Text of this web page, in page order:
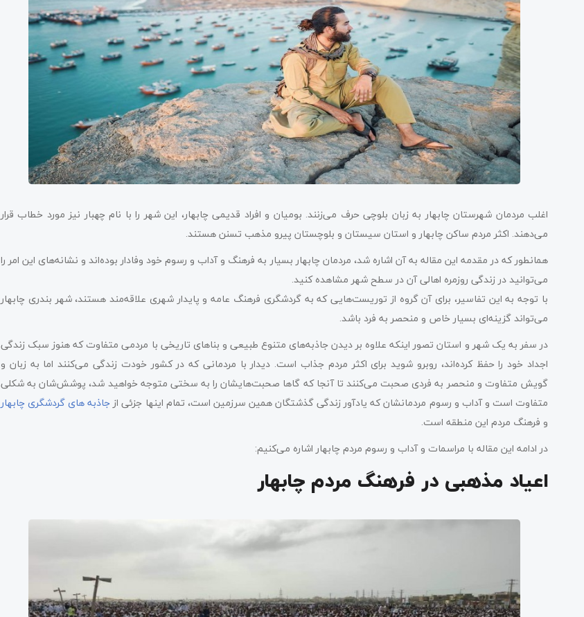
اغلب مردمان شهرستان چابهار به زبان بلوچی حرف می‌زنند. بومیان و افراد قدیمی چابهار، این شهر را با نام چهبار نیز مورد خطاب قرار
می‌دهند. اکثر مردم ساکن چابهار و استان سیستان و بلوچستان پیرو مذهب تسنن هستند.
همانطور که در مقدمه این مقاله به آن اشاره شد، مردمان چابهار بسیار به فرهنگ و آداب و رسوم خود وفادار بوده‌اند و نشانه‌های این امر را
می‌توانید در زندگی روزمره اهالی آن در سطح شهر مشاهده کنید.
با توجه به این تفاسیر، برای آن گروه از توریست‌هایی که به گردشگری فرهنگ عامه و پایدار شهری علاقه‌مند هستند، شهر بندری چابهار
می‌تواند گزینه‌ای بسیار خاص و منحصر به فرد باشد.
در سفر به یک شهر و استان تصور اینکه علاوه بر دیدن جاذبه‌های متنوع طبیعی و بناهای تاریخی با مردمی متفاوت که هنوز سبک زندگی
اجداد خود را حفظ کرده‌اند، روبرو شوید برای اکثر مردم جذاب است. دیدار با مردمانی که در کشور خودت زندگی می‌کنند اما به زبان و
گویش متفاوت و منحصر به فردی صحبت می‌کنند تا آنجا که گاها صحبت‌هایشان را به سختی متوجه خواهید شد، پوشش‌شان به شکلی
متفاوت است و آداب و رسوم مردمانشان که یادآور زندگی گذشتگان همین سرزمین است، تمام اینها جزئی ازجاذبه های گردشگری چابهار
و فرهنگ مردم این منطقه است.
در ادامه این مقاله با مراسمات و آداب و رسوم مردم چابهار اشاره می‌کنیم:
اعیاد مذهبی در فرهنگ مردم چابهار